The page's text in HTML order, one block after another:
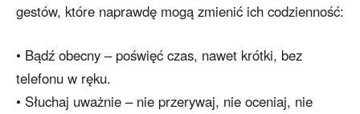
gestów, które naprawdę mogą zmienić ich codzienność:
• Bądź obecny – poświęć czas, nawet krótki, bez
telefonu w ręku.
• Słuchaj uważnie – nie przerywaj, nie oceniaj, nie